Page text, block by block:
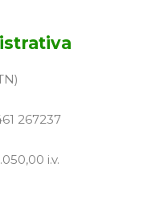
267237
i.v.